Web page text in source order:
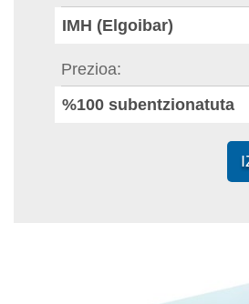
IMH (Elgoibar)
Prezioa
%100 subentzionatuta